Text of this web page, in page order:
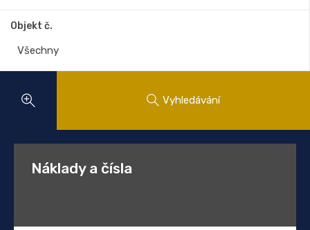
Objekt č.
Vyhledávání
Náklady a čísla